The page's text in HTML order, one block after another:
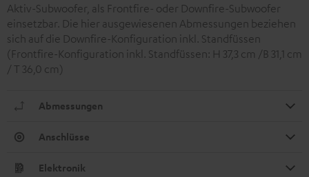
Aktiv-Subwoofer, als Frontfire- oder Downfire-Subwoofer
einsetzbar. Die hier ausgewiesenen Abmessungen beziehen
sich auf die Downfire-Konfiguration inkl. Standfüssen
(Frontfire-Konfiguration inkl. Standfüssen: H 37,3 cm /B 31,1 cm
/ T 36,0 cm)
Abmessungen
Anschlüsse
Elektronik